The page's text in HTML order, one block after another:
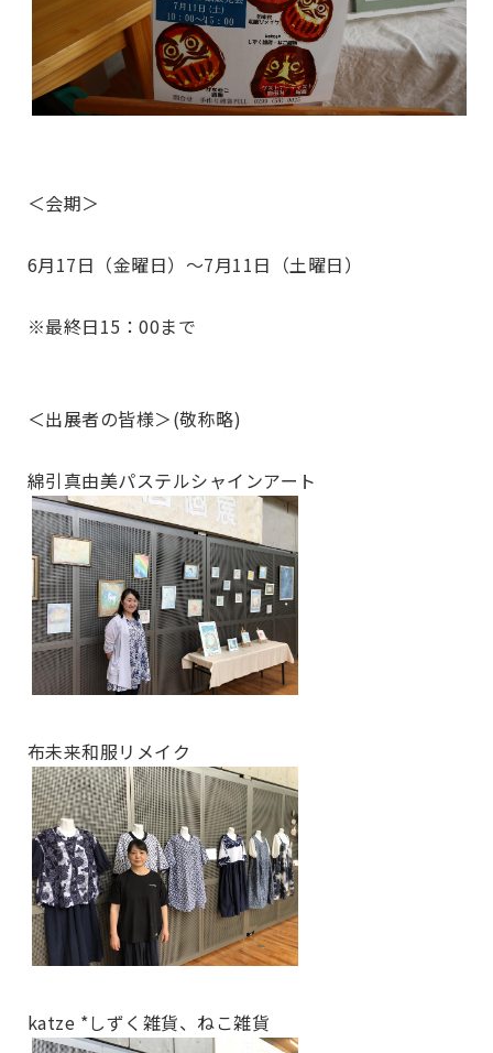
＜会期＞
6月17日（金曜日）～7月11日（土曜日）
※最終日15：00まで
＜出展者の皆様＞(敬称略)
綿引真由美パステルシャインアート
布未来和服リメイク
katze *しずく雑貨、ねこ雑貨